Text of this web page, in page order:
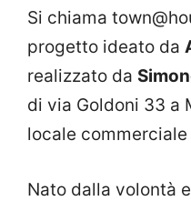
Si chiama
progetto ideato da
realizzato da
di via Goldoni 33 a
locale
Nato dalla volontà